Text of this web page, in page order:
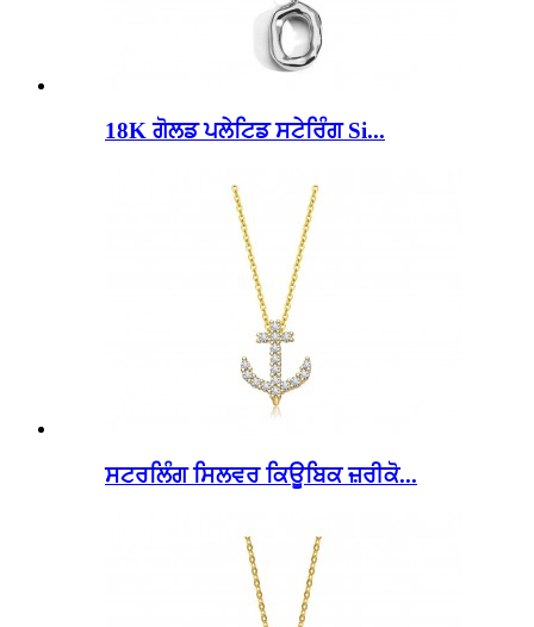
18K ਗੋਲਡ ਪਲੇਟਿਡ ਸਟੇਰਿੰਗ Si...
ਸਟਰਲਿੰਗ ਸਿਲਵਰ ਕਿਊਬਿਕ ਜ਼ਰੀਕੋ...